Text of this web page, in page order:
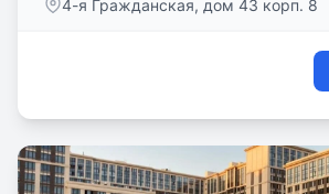
4-я Гражданская, дом 43 корп. 8